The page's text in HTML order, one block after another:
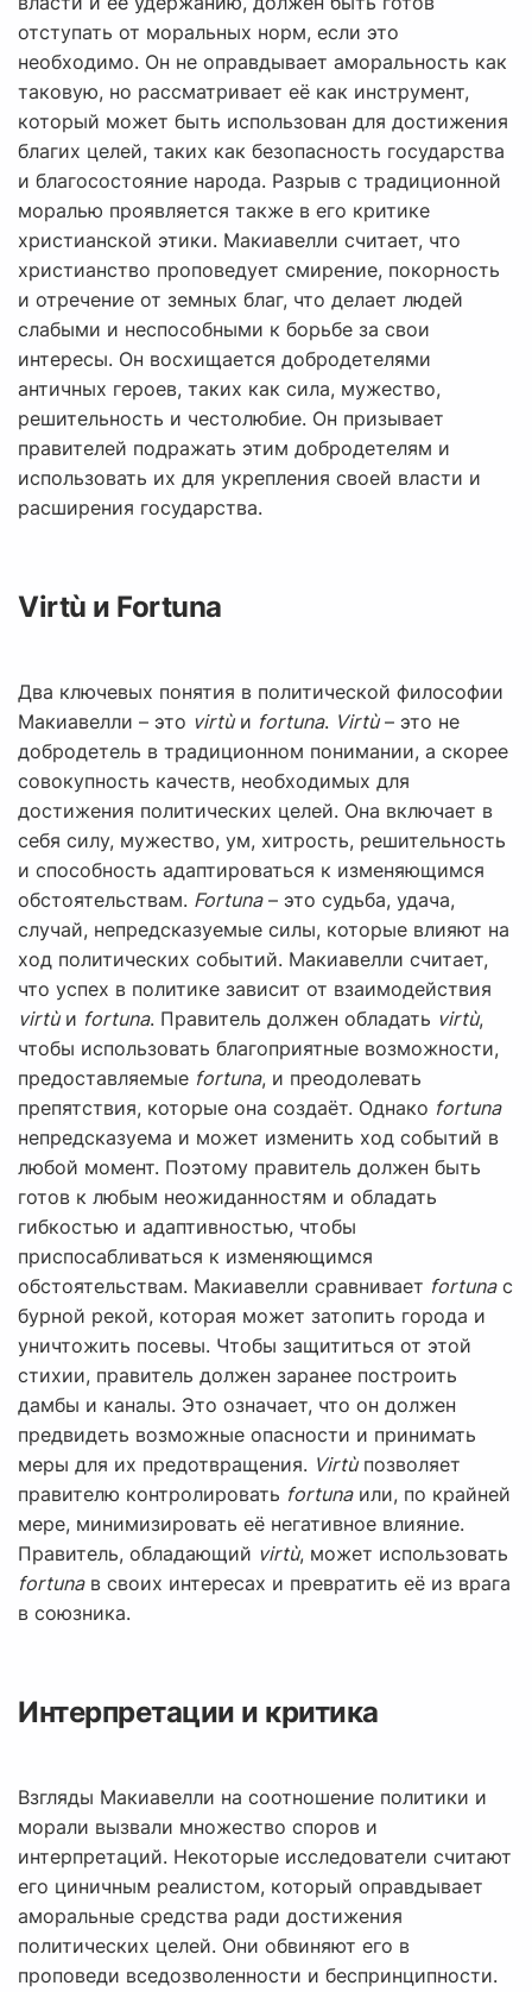
отступать от моральных норм, если это
необходимо. Он не оправдывает аморальность как
таковую, но рассматривает её как инструмент,
который может быть использован для достижения
благих целей, таких как безопасность государства
и благосостояние народа. Разрыв с традиционной
моралью проявляется также в его критике
христианской этики. Макиавелли считает, что
христианство проповедует смирение, покорность
и отречение от земных благ, что делает людей
слабыми и неспособными к борьбе за свои
интересы. Он восхищается добродетелями
античных героев, таких как сила, мужество,
решительность и честолюбие. Он призывает
правителей подражать этим добродетелям и
использовать их для укрепления своей власти и
расширения государства.
Virtù и Fortuna
Два ключевых понятия в политической философии
Макиавелли – это virtùи fortuna. Virtù– это не
добродетель в традиционном понимании, а скорее
совокупность качеств, необходимых для
достижения политических целей. Она включает в
себя силу, мужество, ум, хитрость, решительность
и способность адаптироваться к изменяющимся
обстоятельствам. Fortuna– это судьба, удача,
случай, непредсказуемые силы, которые влияют на
ход политических событий. Макиавелли считает,
что успех в политике зависит от взаимодействия
virtùи fortuna. Правитель должен обладать virtù,
чтобы использовать благоприятные возможности,
предоставляемые fortuna, и преодолевать
препятствия, которые она создаёт. Однако fortuna
непредсказуема и может изменить ход событий в
любой момент. Поэтому правитель должен быть
готов к любым неожиданностям и обладать
гибкостью и адаптивностью, чтобы
приспосабливаться к изменяющимся
обстоятельствам. Макиавелли сравнивает fortunaс
бурной рекой, которая может затопить города и
уничтожить посевы. Чтобы защититься от этой
стихии, правитель должен заранее построить
дамбы и каналы. Это означает, что он должен
предвидеть возможные опасности и принимать
меры для их предотвращения. Virtùпозволяет
правителю контролировать fortunaили, по крайней
мере, минимизировать её негативное влияние.
Правитель, обладающий virtù, может использовать
fortunaв своих интересах и превратить её из врага
в союзника.
Интерпретации и критика
Взгляды Макиавелли на соотношение политики и
морали вызвали множество споров и
интерпретаций. Некоторые исследователи считают
его циничным реалистом, который оправдывает
аморальные средства ради достижения
политических целей. Они обвиняют его в
проповеди вседозволенности и беспринципности.